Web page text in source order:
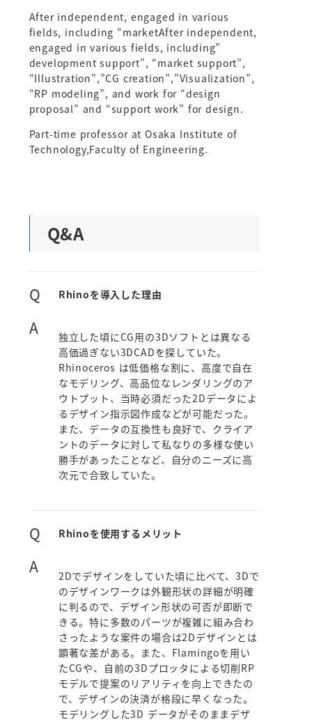
After independent, engaged in various
fields, including “marketAfter independent,
engaged in various fields, including”
development support”, “market support”,
“Illustration”,”CG creation”,”Visualization”,
“RP modeling”, and work for “design
proposal” and “support work” for design.
Part-time professor at Osaka Institute of
Technology,Faculty of Engineering.
Q&A
Q Rhinoを導入した理由
A
独立した頃にCG用の3Dソフトとは異なる
高価過ぎない3DCADを探していた。
Rhinoceros は低価格な割に、高度で自在
なモデリング、高品位なレンダリングのア
ウトプット、当時必須だった2Dデータによ
るデザイン指示図作成などが可能だった。
また、データの互換性も良好で、クライア
ントのデータに対して私なりの多様な使い
勝手があったことなど、自分のニーズに高
次元で合致していた。
Q Rhinoを使用するメリット
A
2Dでデザインをしていた頃に比べて、3Dで
のデザインワークは外観形状の詳細が明確
に判るので、デザイン形状の可否が即断で
きる。特に多数のパーツが複雑に組み合わ
さったような案件の場合は2Dデザインとは
顕著な差がある。また、Flamingoを用い
たCGや、自前の3Dプロッタによる切削RP
モデルで提案のリアリティを向上できたの
で、デザインの決済が格段に早くなった。
モデリングした3D データがそのままデザ